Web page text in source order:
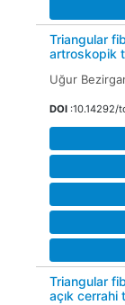
Triangular
artroskopik
Uğur
DOI :10.14292/
Triangular
açık cerrahi